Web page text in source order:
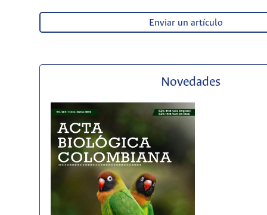
Enviar un artículo
Novedades